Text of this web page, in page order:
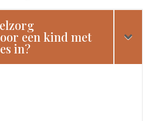
een kind met
in?